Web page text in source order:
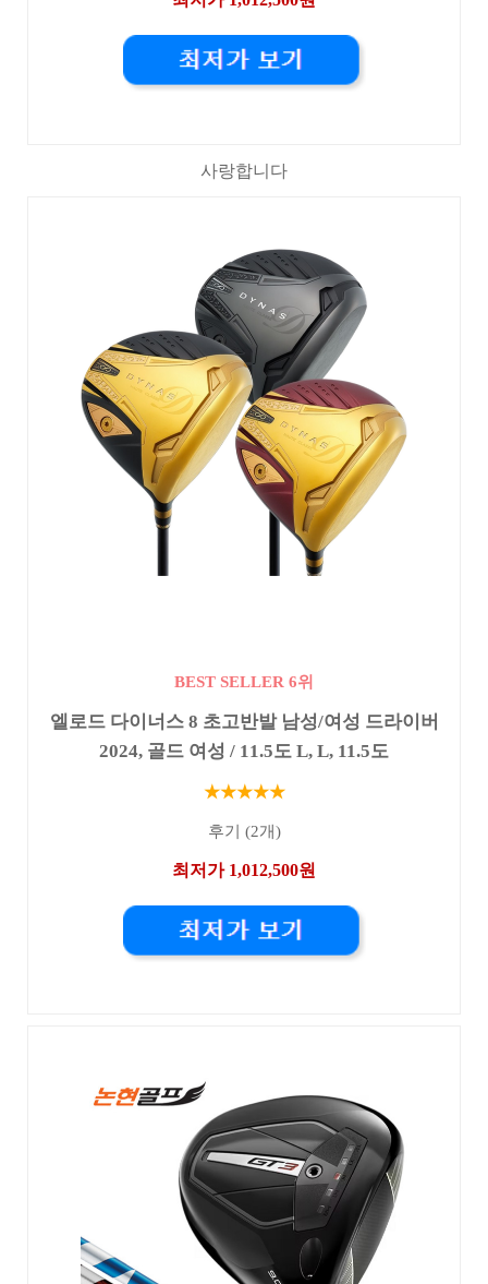
사랑합니다
BEST SELLER 6위
엘로드 다이너스 8 초고반발 남성/여성 드라이버
2024, 골드 여성 / 11.5도 L, L, 11.5도
★★★★★
후기 (2개)
최저가 1,012,500원